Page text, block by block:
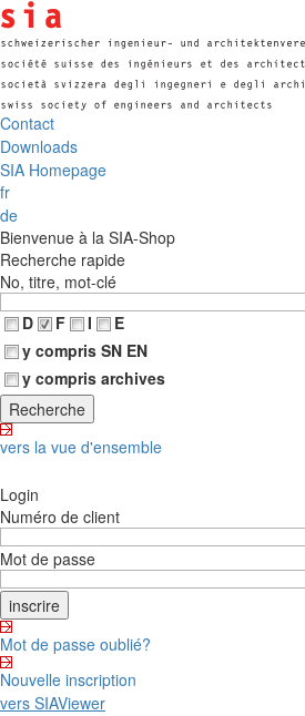
Contact
Downloads
SIA Homepage
fr
de
Bienvenue à la SIA-Shop
Recherche rapide
No, titre, mot-clé
D
F I
E
y compris SN EN
y compris archives
vers la vue d'ensemble
Login
Numéro de client
Mot de passe
Mot de passe oublié?
Nouvelle inscription
vers SIAViewer